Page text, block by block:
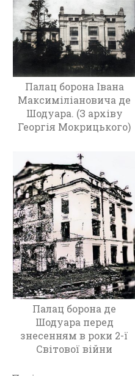
Палац борона Івана
Максиміліановича де
Шодуара. (З архіву
Георгія Мокрицького)
Палац борона де
Шодуара перед
знесенням в роки 2-ї
Світової війни